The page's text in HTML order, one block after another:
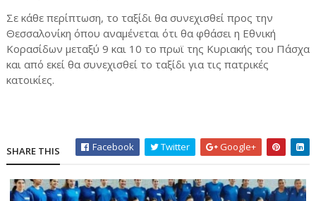
Σε κάθε περίπτωση, το ταξίδι θα συνεχισθεί προς την
Θεσσαλονίκη όπου αναμένεται ότι θα φθάσει η Εθνική
Κορασίδων μεταξύ 9 και 10 το πρωϊ της Κυριακής του Πάσχα
και από εκεί θα συνεχισθεί το ταξίδι για τις πατρικές
κατοικίες.
SHARE THIS Facebook Twitter Google+